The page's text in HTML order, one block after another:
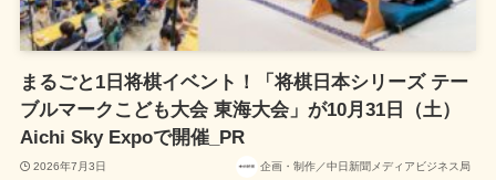
まるごと1日将棋イベント！「将棋日本シリーズ テー
ブルマークこども大会 東海大会」が10月31日（土）
Aichi Sky Expoで開催_PR
2026年7月3日 企画・制作／中日新聞メディアビジネス局